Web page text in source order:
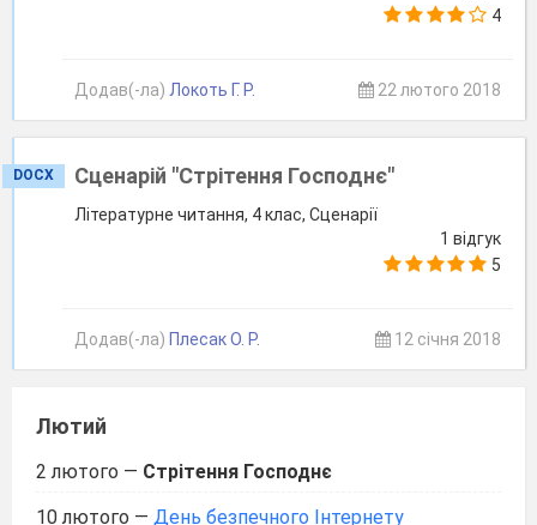
4
Додав(-ла) Локоть Г. Р. 22 лютого 2018
DOCX Сценарій "Стрітення Господнє"
Літературне читання, 4 клас, Сценарії
1 відгук
5
Додав(-ла) Плесак О. Р. 12 січня 2018
Лютий
2 лютого — Стрітення Господнє
10 лютого — День безпечного Інтернету